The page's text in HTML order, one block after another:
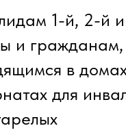
1-й, 2-й
и гражданам,
в
для